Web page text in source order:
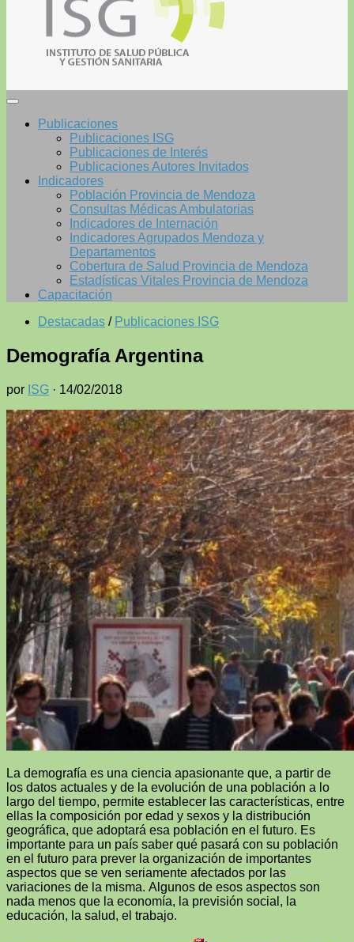
Publicaciones
Publicaciones ISG
Publicaciones de Interés
Publicaciones Autores Invitados
Indicadores
Población Provincia de Mendoza
Consultas Médicas Ambulatorias
Indicadores de Internación
Indicadores Agrupados Mendoza y
Departamentos
Cobertura de Salud Provincia de Mendoza
Estadísticas Vitales Provincia de Mendoza
Capacitación
Destacadas / Publicaciones ISG
Demografía Argentina
por ISG · 14/02/2018
La demografía es una ciencia apasionante que, a partir de
los datos actuales y de la evolución de una población a lo
largo del tiempo, permite establecer las características, entre
ellas la composición por edad y sexos y la distribución
geográfica, que adoptará esa población en el futuro. Es
importante para un país saber qué pasará con su población
en el futuro para prever la organización de importantes
aspectos que se ven seriamente afectados por las
variaciones de la misma. Algunos de esos aspectos son
nada menos que la economía, la previsión social, la
educación, la salud, el trabajo.